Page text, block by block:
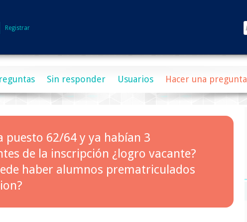
Registrar
Sin responder Usuarios Hacer una pregunta
puesto 62/64 y ya habían 3
de la inscripción ¿logro vacante?
haber alumnos prematriculados